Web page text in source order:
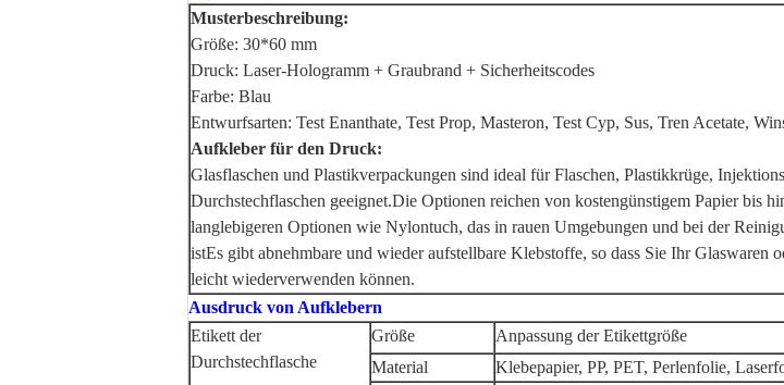
Musterbeschreibung:
Größe: 30*60 mm
Druck: Laser-Hologramm + Graubrand + Sicherheitscodes
Farbe: Blau
Entwurfsarten: Test Enanthate, Test Prop, Masteron, Test Cyp, Sus, Tren Acetate,
Aufkleber für den Druck:
Glasflaschen und Plastikverpackungen sind ideal für Flaschen, Plastikkrüge,
Durchstechflaschen geeignet.Die Optionen reichen von kostengünstigem Papier bis
langlebigeren Optionen wie Nylontuch, das in rauen Umgebungen und bei der
istEs gibt abnehmbare und wieder aufstellbare Klebstoffe, so dass Sie Ihr Glaswaren
leicht wiederverwenden können.
Ausdruck von Aufklebern
Etikett der
Durchstechflasche
Größe
Anpassung der Etikettgröße
Material
Klebepapier, PP, PET, Perlenfolie,